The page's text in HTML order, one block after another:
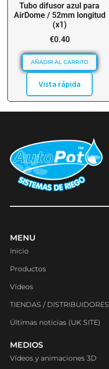
Tubo difusor azul para
AirDome / 52mm longitud
(x1)
€0.40
AÑADIR AL CARRITO
Vista rápida
MENU
Inicio
Productos
Vídeos
TIENDAS / DISTRIBUIDORES
Últimas noticias (UK SITE)
MEDIOS
Vídeos y animaciones 3D